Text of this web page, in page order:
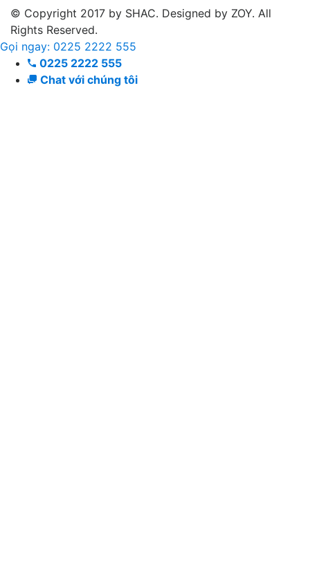
© Copyright 2017 by SHAC. Designed by ZOY. All
Rights Reserved.
Gọi ngay: 0225 2222 555
0225 2222 555
Chat với chúng tôi